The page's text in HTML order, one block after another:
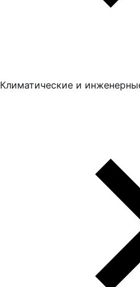
Климатические и